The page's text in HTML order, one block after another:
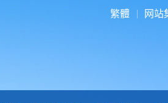
繁體 网站